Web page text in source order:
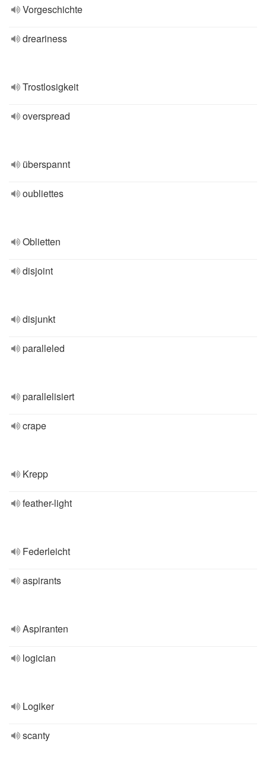
Vorgeschichte
dreariness
Trostlosigkeit
overspread
überspannt
oubliettes
Oblietten
disjoint
disjunkt
paralleled
parallelisiert
crape
Krepp
feather-light
Federleicht
aspirants
Aspiranten
logician
Logiker
scanty